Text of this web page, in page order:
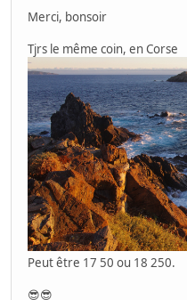
Merci, bonsoir
Tjrs le même coin, en Corse
Peut être 17 50 ou 18 250.
😎😎